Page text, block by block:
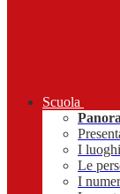
Scuola
I luoghi
Le
I